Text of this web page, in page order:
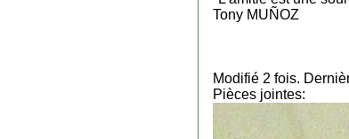
Tony MUÑOZ
Modifié 2 fois.
Pièces jointes: